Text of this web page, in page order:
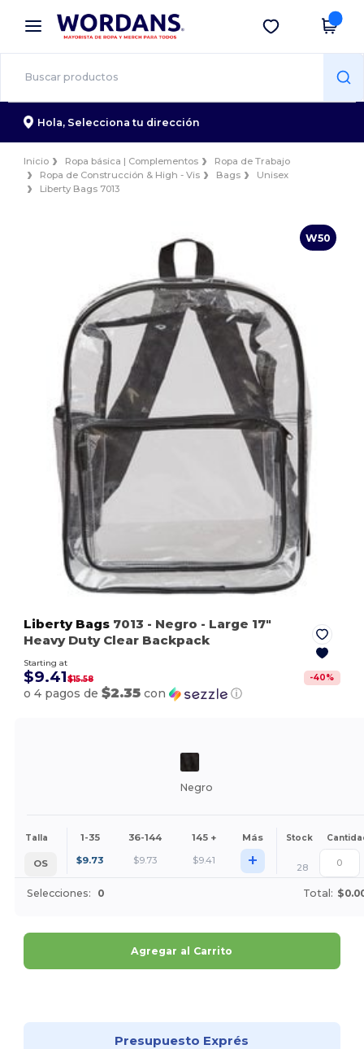
× App de Wordans
¡Mejores precios en app!
Descargar app
Hola, Selecciona tu dirección
Inicio Ropa básica | Complementos
Ropa de Trabajo
Ropa de Construcción & High - Vis
Bags
Unisex
Liberty Bags 7013
W50
Liberty Bags 7013 - Negro - Large 17"
Heavy Duty Clear Backpack
Starting at
$9.41$15.58 -40%
o 4 pagos de$2.35 con ⓘ
Negro
Talla 1-35 36-144 145 + Más Stock
OS $9.73 $9.73 $9.41 + 28
Selecciones: 0 Total:
Agregar al Carrito
Presupuesto Exprés